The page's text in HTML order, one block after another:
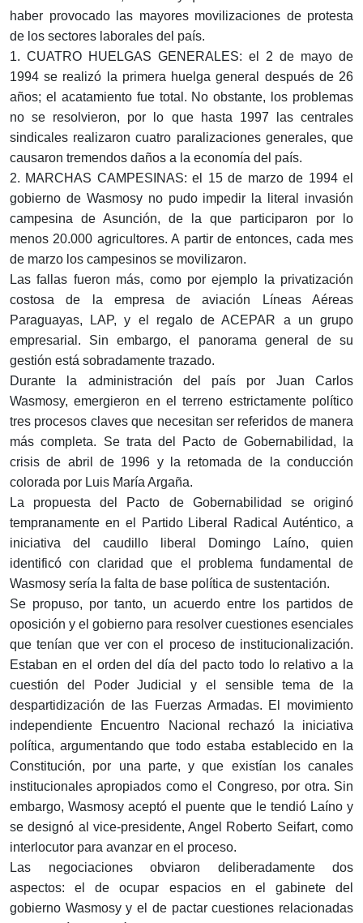
haber provocado las mayores movilizaciones de protesta
de los sectores laborales del país.
1. CUATRO HUELGAS GENERALES: el 2 de mayo de
1994 se realizó la primera huelga general después de 26
años; el acatamiento fue total. No obstante, los problemas
no se resolvieron, por lo que hasta 1997 las centrales
sindicales realizaron cuatro paralizaciones generales, que
causaron tremendos daños a la economía del país.
2. MARCHAS CAMPESINAS: el 15 de marzo de 1994 el
gobierno de Wasmosy no pudo impedir la literal invasión
campesina de Asunción, de la que participaron por lo
menos 20.000 agricultores. A partir de entonces, cada mes
de marzo los campesinos se movilizaron.
Las fallas fueron más, como por ejemplo la privatización
costosa de la empresa de aviación Líneas Aéreas
Paraguayas, LAP, y el regalo de ACEPAR a un grupo
empresarial. Sin embargo, el panorama general de su
gestión está sobradamente trazado.
Durante la administración del país por Juan Carlos
Wasmosy, emergieron en el terreno estrictamente político
tres procesos claves que necesitan ser referidos de manera
más completa. Se trata del Pacto de Gobernabilidad, la
crisis de abril de 1996 y la retomada de la conducción
colorada por Luis María Argaña.
La propuesta del Pacto de Gobernabilidad se originó
tempranamente en el Partido Liberal Radical Auténtico, a
iniciativa del caudillo liberal Domingo Laíno, quien
identificó con claridad que el problema fundamental de
Wasmosy sería la falta de base política de sustentación.
Se propuso, por tanto, un acuerdo entre los partidos de
oposición y el gobierno para resolver cuestiones esenciales
que tenían que ver con el proceso de institucionalización.
Estaban en el orden del día del pacto todo lo relativo a la
cuestión del Poder Judicial y el sensible tema de la
despartidización de las Fuerzas Armadas. El movimiento
independiente Encuentro Nacional rechazó la iniciativa
política, argumentando que todo estaba establecido en la
Constitución, por una parte, y que existían los canales
institucionales apropiados como el Congreso, por otra. Sin
embargo, Wasmosy aceptó el puente que le tendió Laíno y
se designó al vice-presidente, Angel Roberto Seifart, como
interlocutor para avanzar en el proceso.
Las negociaciones obviaron deliberadamente dos
aspectos: el de ocupar espacios en el gabinete del
gobierno Wasmosy y el de pactar cuestiones relacionadas